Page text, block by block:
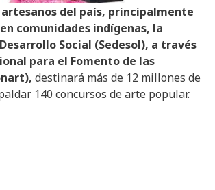
artesanos del país, principalmente
comunidades indígenas, la
Social (Sedesol), a través
para el Fomento de las
destinará más de 12 millones de
140 concursos de arte popular.